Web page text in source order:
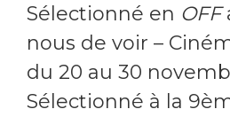
Sélectionné en OFF
nous de voir –
du 20 au 30
Sélectionné à la